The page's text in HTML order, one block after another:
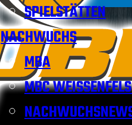
SPIELSTÄTTEN
NACHWUCHS
MBA
MBC